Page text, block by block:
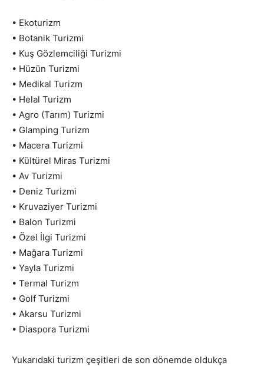
• Ekoturizm
• Botanik Turizmi
• Kuş Gözlemciliği Turizmi
• Hüzün Turizmi
• Medikal Turizm
• Helal Turizm
• Agro (Tarım) Turizmi
• Glamping Turizm
• Macera Turizmi
• Kültürel Miras Turizmi
• Av Turizmi
• Deniz Turizmi
• Kruvaziyer Turizmi
• Balon Turizmi
• Özel İlgi Turizmi
• Mağara Turizmi
• Yayla Turizmi
• Termal Turizm
• Golf Turizmi
• Akarsu Turizmi
• Diaspora Turizmi
Yukarıdaki turizm çeşitleri de son dönemde oldukça